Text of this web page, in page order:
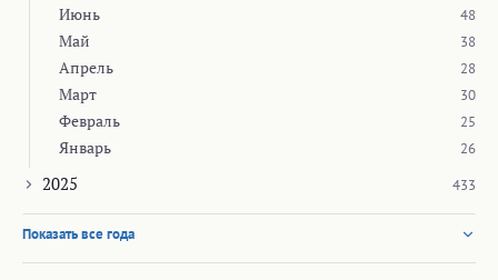
Июнь 48
Май 38
Апрель 28
Март 30
Февраль 25
Январь 26
2025 433
Показать все года